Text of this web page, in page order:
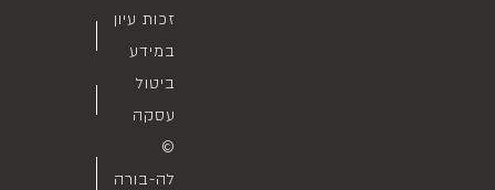
זכות עיון
במידע
ביטול
עסקה
©
לה-בורה